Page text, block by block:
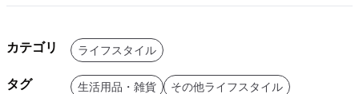
カテゴリ ライフスタイル
タグ 生活用品・雑貨
その他ライフスタイル